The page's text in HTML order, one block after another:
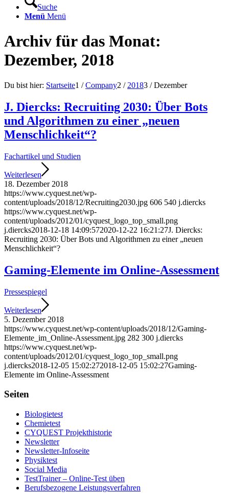
Suche
Menü Menü
Archiv für das Monat:
Dezember, 2018
Du bist hier: Startseite1 / Company2 / 20183 / Dezember
J. Diercks: Recruiting 2030: Über Bots
und Algorithmen zu einer „neuen
Menschlichkeit“?
Fachartikel und Studien
Weiterlesen
18. Dezember 2018
https://www.cyquest.net/wp-
content/uploads/2018/12/Recruiting2030.jpg 606 540 j.diercks
https://www.cyquest.net/wp-
content/uploads/2012/01/cyquest_logo_top_small.png
j.diercks2018-12-18 14:09:572020-12-22 16:21:27J. Diercks:
Recruiting 2030: Über Bots und Algorithmen zu einer „neuen
Menschlichkeit“?
Gaming-Elemente im Online-Assessment
Pressespiegel
Weiterlesen
5. Dezember 2018
https://www.cyquest.net/wp-content/uploads/2018/12/Gaming-
Elemente_im_Online-Assessment.jpg 282 300 j.diercks
https://www.cyquest.net/wp-
content/uploads/2012/01/cyquest_logo_top_small.png
j.diercks2018-12-05 15:02:272018-12-05 15:02:27Gaming-
Elemente im Online-Assessment
Seiten
Biologietest
Chemietest
CYQUEST Projekthistorie
Newsletter
Newsletter-Infoseite
Physiktest
Social Media
TestTrainer – Online-Test üben
Berufsbezogene Leistungsverfahren